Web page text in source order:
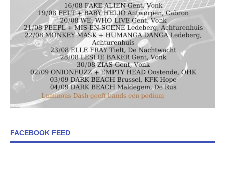
FACEBOOK FEED